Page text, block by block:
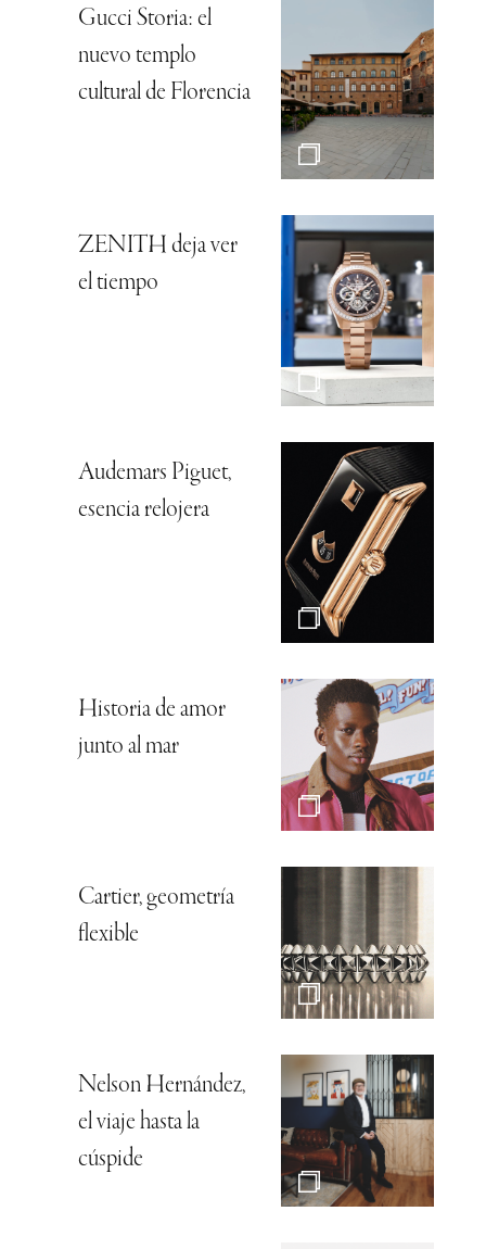
Gucci Storia: el
nuevo templo
cultural de Florencia
ZENITH deja ver
el tiempo
Audemars Piguet,
esencia relojera
Historia de amor
junto al mar
Cartier, geometría
flexible
Nelson Hernández,
el viaje hasta la
cúspide